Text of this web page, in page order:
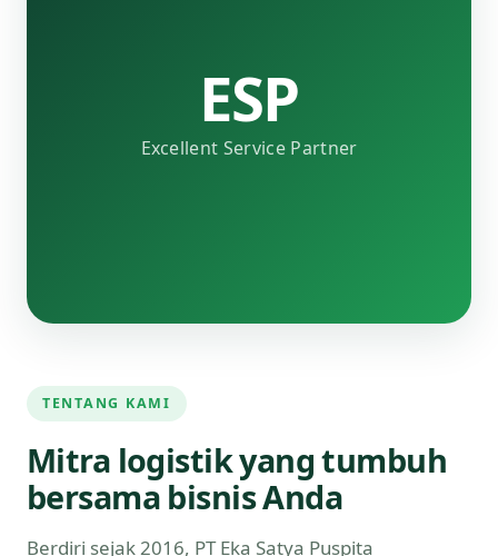
ESP
Excellent Service Partner
TENTANG KAMI
Mitra logistik yang tumbuh
bersama bisnis Anda
Berdiri sejak 2016, PT Eka Satya Puspita